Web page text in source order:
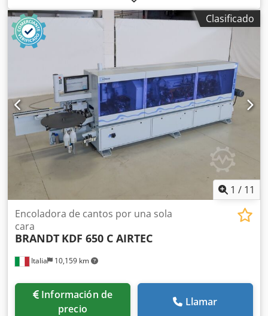
Fresado para ensamblaje: sí. Unidad multifuncional: sí.
Velocidad máxima de avance: 16 m/min. Grosor máximo de
la placa: 60 mm. Unidades de trabajo: 8 unidades.
Clasificado
1 / 11
Italia 10,159 km
Encoladora de cantos por una sola
cara
BRANDT KDF 650 C AIRTEC
Información de
precio
Llamar